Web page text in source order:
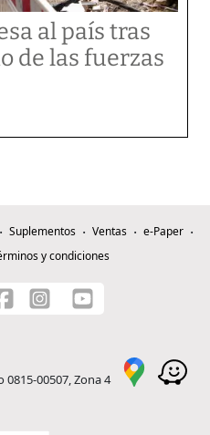
al país tras
de las fuerzas
Suplementos Ventas
e-Paper
y condiciones
0815-00507, Zona 4